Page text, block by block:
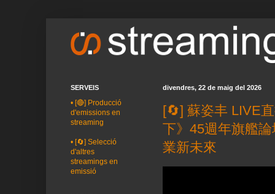
divendres, 22 de maig del 2026
[🔄] 蘇姿丰 LIVE
下》45週年旗艦
業新未來
SERVEIS
• [🔴] Producció
d'emissions en
streaming
• [🔄] Selecció
d'altres
streamings en
emissió